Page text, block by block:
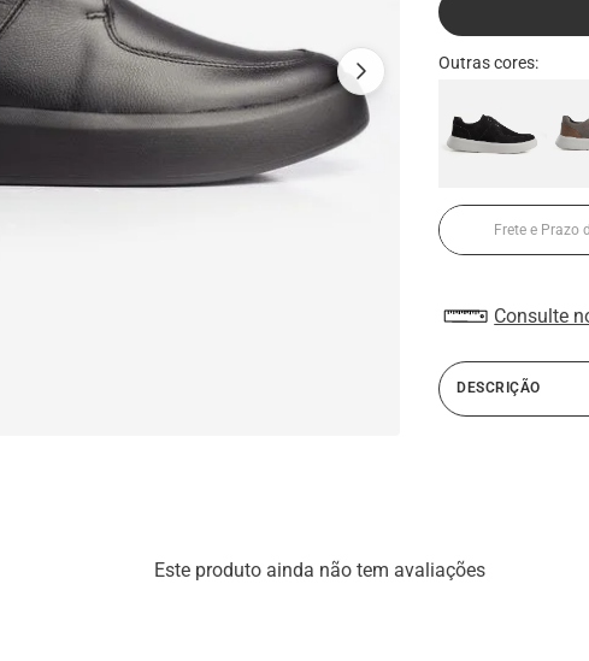
Consulte
DESCRIÇÃO
para quem valoriza
Este produto ainda não tem avaliações